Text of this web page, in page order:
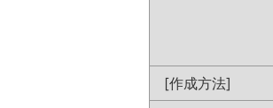
[作成方法]